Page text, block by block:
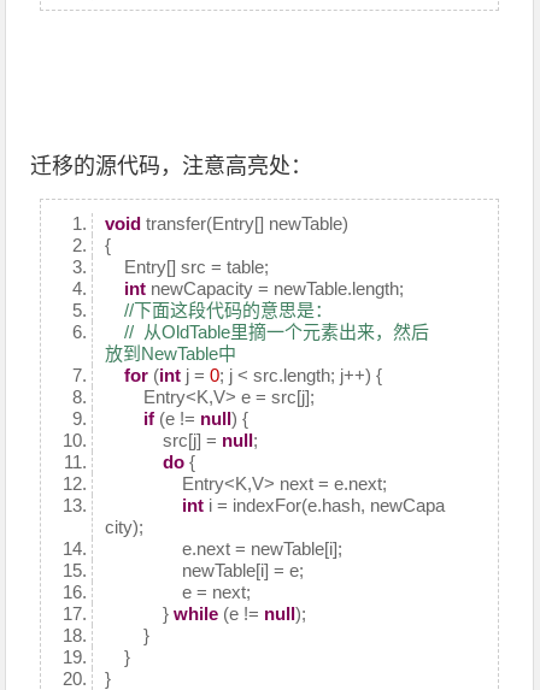
迁移的源代码，注意高亮处：
void transfer(Entry[] newTable)
{
Entry[] src = table;
int newCapacity = newTable.length;
//下面这段代码的意思是：
// 从OldTable里摘一个元素出来，然后
放到NewTable中
for (int j =0; j < src.length; j++) {
Entry<K,V> e = src[j];
if (e != null) {
src[j] = null;
do {
Entry<K,V> next = e.next;
int i = indexFor(e.hash, newCapa
city);
e.next = newTable[i];
newTable[i] = e;
e = next;
}while (e != null);
}
}
}